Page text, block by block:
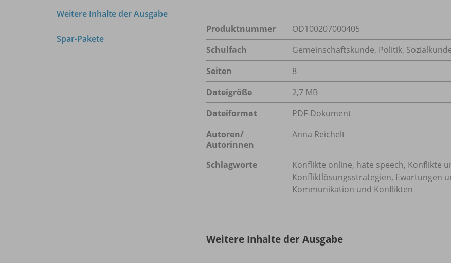
Weitere Inhalte der Ausgabe
Spar-Pakete
Produktnummer
OD100207000405
Schulfach
Gemeinschaftskunde, Politik,
Seiten
8
Dateigröße
2,7 MB
Dateiformat
PDF-Dokument
Autoren/
Autorinnen
Anna Reichelt
Schlagworte
Konflikte online, hate speech, Konflikte
Konfliktlösungsstrategien, Ewartungen
Kommunikation und Konflikten
Weitere Inhalte der Ausgabe